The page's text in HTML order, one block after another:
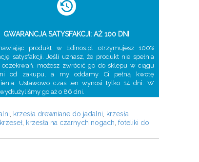
GWARANCJA SATYSFAKCJI: AŻ 100 DNI
produkt w Edinos.pl otrzymujesz 100%
satysfakcji. Jeśli uznasz, że produkt nie spełnia
oczekiwań, możesz zwrócić go do sklepu w ciągu
od zakupu, a my oddamy Ci pełną kwotę
Ustawowo czas ten wynosi tylko 14 dni. W
go aż o 86 dni.
krzesła drewniane do jadalni
krzesła
krzesła na czarnych nogach foteliki do